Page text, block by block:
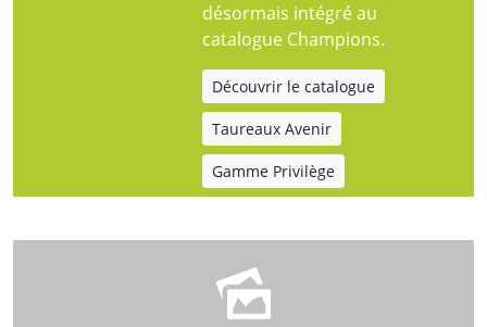
désormais intégré au
catalogue Champions.
Découvrir le catalogue
Taureaux Avenir
Gamme Privilège